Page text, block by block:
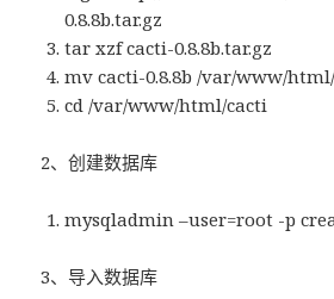
0.8.8b.tar.gz
tar xzf cacti-0.8.8b.tar.gz
mv cacti-0.8.8b /var/www/
cd /var/www/html/cacti
2、创建数据库
mysqladmin –user=root -p
3、导入数据库